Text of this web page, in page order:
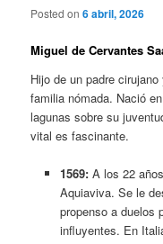
Posted on6 abril, 2026
Miguel de Cervantes
Hijo de un padre
familia nómada. Nació
lagunas sobre su
vital es fascinante.
1569:A los 22
Aquiaviva. Se le
propenso a duelos
influyentes. En